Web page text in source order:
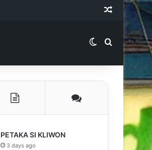
Random
Switch skin
Search for
PETAKA SI KLIWON
3 days ago